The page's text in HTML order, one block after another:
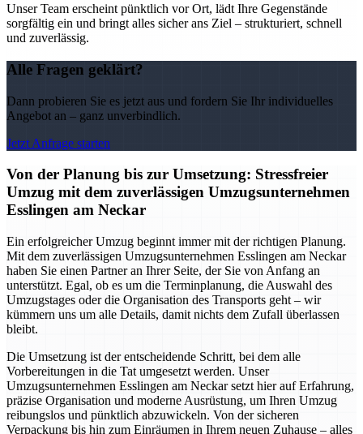
Unser Team erscheint pünktlich vor Ort, lädt Ihre Gegenstände
sorgfältig ein und bringt alles sicher ans Ziel – strukturiert, schnell
und zuverlässig.
Alle Fragen geklärt?
Dann probieren Sie es jetzt aus und fordern Sie Ihr individuelles
Angebot an – ganz unverbindlich.
Jetzt Anfrage starten
Von der Planung bis zur Umsetzung: Stressfreier
Umzug mit dem zuverlässigen Umzugsunternehmen
Esslingen am Neckar
Ein erfolgreicher Umzug beginnt immer mit der richtigen Planung.
Mit dem zuverlässigen Umzugsunternehmen Esslingen am Neckar
haben Sie einen Partner an Ihrer Seite, der Sie von Anfang an
unterstützt. Egal, ob es um die Terminplanung, die Auswahl des
Umzugstages oder die Organisation des Transports geht – wir
kümmern uns um alle Details, damit nichts dem Zufall überlassen
bleibt.
Die Umsetzung ist der entscheidende Schritt, bei dem alle
Vorbereitungen in die Tat umgesetzt werden. Unser
Umzugsunternehmen Esslingen am Neckar setzt hier auf Erfahrung,
präzise Organisation und moderne Ausrüstung, um Ihren Umzug
reibungslos und pünktlich abzuwickeln. Von der sicheren
Verpackung bis hin zum Einräumen in Ihrem neuen Zuhause – alles